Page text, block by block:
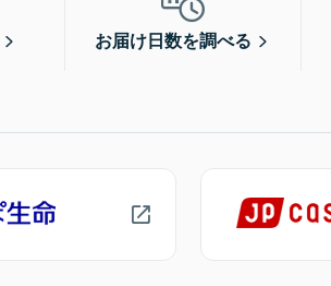
お届け日数を調べる